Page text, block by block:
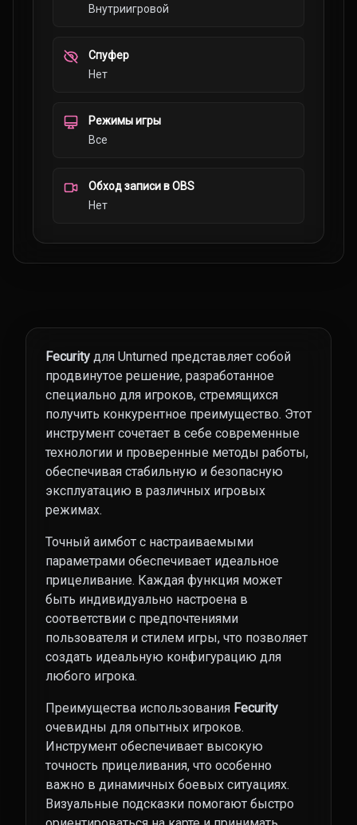
Внутриигровой
Спуфер
Нет
Режимы игры
Все
Обход записи в OBS
Нет
Fecurity для Unturned представляет собой
продвинутое решение, разработанное
специально для игроков, стремящихся
получить конкурентное преимущество. Этот
инструмент сочетает в себе современные
технологии и проверенные методы работы,
обеспечивая стабильную и безопасную
эксплуатацию в различных игровых
режимах.
Точный аимбот с настраиваемыми
параметрами обеспечивает идеальное
прицеливание. Каждая функция может
быть индивидуально настроена в
соответствии с предпочтениями
пользователя и стилем игры, что позволяет
создать идеальную конфигурацию для
любого игрока.
Преимущества использования Fecurity
очевидны для опытных игроков.
Инструмент обеспечивает высокую
точность прицеливания, что особенно
важно в динамичных боевых ситуациях.
Визуальные подсказки помогают быстро